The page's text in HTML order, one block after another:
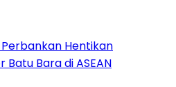
Hentikan
Bara di ASEAN